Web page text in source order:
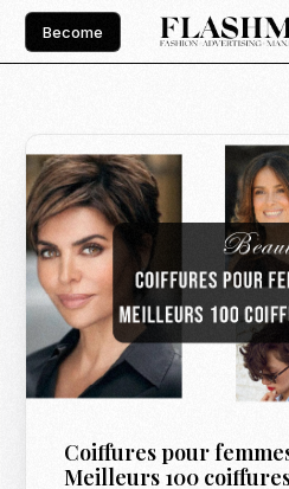
Become
Coiffures pour
Meilleurs 100